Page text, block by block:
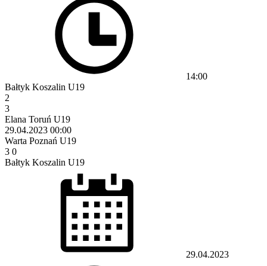
14:00
Bałtyk Koszalin U19
2
3
Elana Toruń U19
29.04.2023 00:00
Warta Poznań U19
3 0
Bałtyk Koszalin U19
29.04.2023